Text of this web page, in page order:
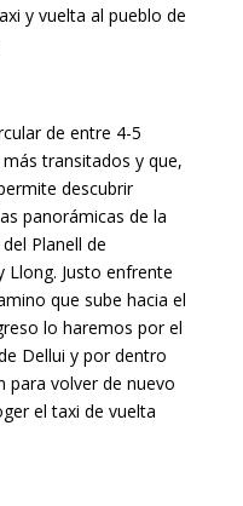
y vuelta al pueblo de
de entre 4-5
transitados y que,
descubrir
panorámicas de la
Planell de
Llong. Justo enfrente
que sube hacia el
lo haremos por el
Dellui y por dentro
para volver de nuevo
el taxi de vuelta